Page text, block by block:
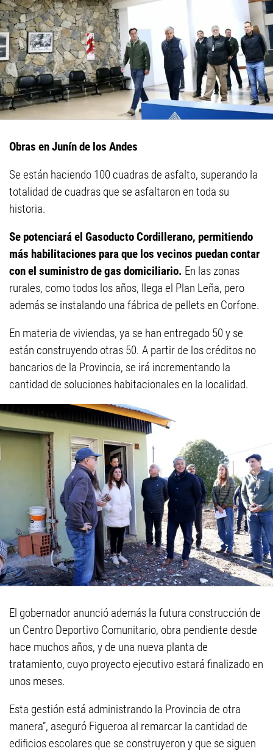
Obras en Junín de los Andes
Se están haciendo 100 cuadras de asfalto, superando la
totalidad de cuadras que se asfaltaron en toda su
historia.
Se potenciará el Gasoducto Cordillerano, permitiendo
más habilitaciones para que los vecinos puedan contar
con el suministro de gas domiciliario. En las zonas
rurales, como todos los años, llega el Plan Leña, pero
además se instalando una fábrica de pellets en Corfone.
En materia de viviendas, ya se han entregado 50 y se
están construyendo otras 50. A partir de los créditos no
bancarios de la Provincia, se irá incrementando la
cantidad de soluciones habitacionales en la localidad.
El gobernador anunció además la futura construcción de
un Centro Deportivo Comunitario, obra pendiente desde
hace muchos años, y de una nueva planta de
tratamiento, cuyo proyecto ejecutivo estará finalizado en
unos meses.
Esta gestión está administrando la Provincia de otra
manera”, aseguró Figueroa al remarcar la cantidad de
edificios escolares que se construyeron y que se siguen